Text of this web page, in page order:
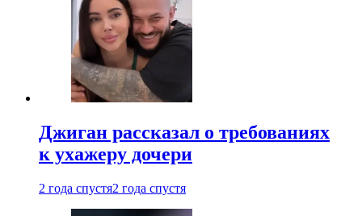
Джиган рассказал о требованиях
к ухажеру дочери
2 года спустя2 года спустя